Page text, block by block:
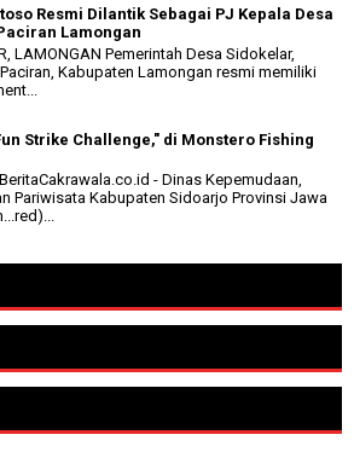
Resmi Dilantik Sebagai PJ Kepala Desa
Lamongan
LAMONGAN Pemerintah Desa Sidokelar,
Kabupaten Lamongan resmi memiliki
Strike Challenge," di Monstero Fishing
- Dinas Kepemudaan,
Pariwisata Kabupaten Sidoarjo Provinsi Jawa